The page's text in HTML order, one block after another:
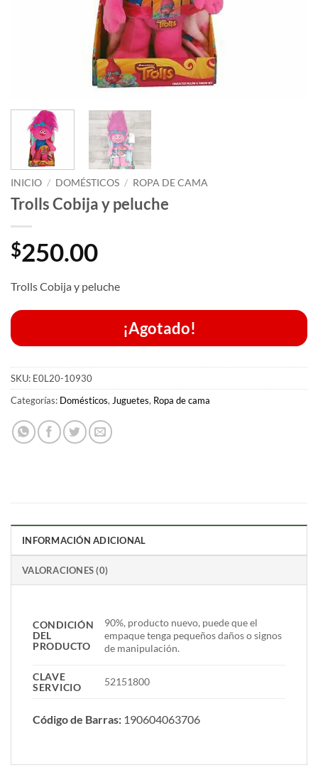
INICIO / DOMÉSTICOS / ROPA DE CAMA
Trolls Cobija y peluche
$250.00
Trolls Cobija y peluche
¡Agotado!
SKU: E0L20-10930
Categorías: Domésticos, Juguetes, Ropa de cama
INFORMACIÓN ADICIONAL
VALORACIONES (0)
CONDICIÓN
DEL
PRODUCTO
90%, producto nuevo, puede que el
empaque tenga pequeños daños o signos
de manipulación.
CLAVE
SERVICIO
52151800
Código de Barras: 190604063706